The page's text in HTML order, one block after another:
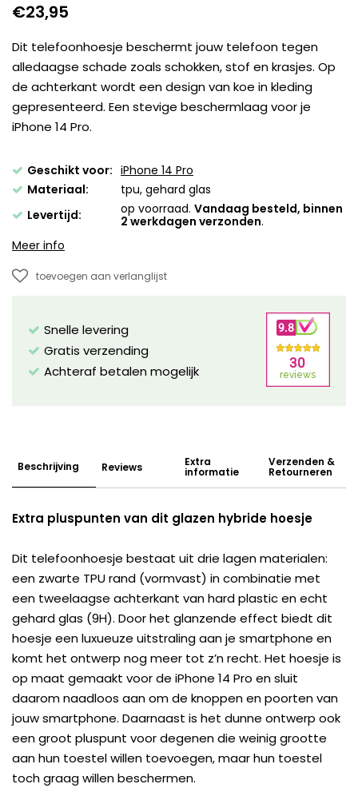
€23,95
Dit telefoonhoesje beschermt jouw telefoon tegen
alledaagse schade zoals schokken, stof en krasjes. Op
de achterkant wordt een design van koe in kleding
gepresenteerd. Een stevige beschermlaag voor je
iPhone 14 Pro.
Geschikt voor: iPhone 14 Pro
Materiaal:
tpu, gehard glas
Levertijd:
op voorraad. Vandaag besteld, binnen
2 werkdagen verzonden.
Meer info
toevoegen aan verlanglijst
Snelle levering
Gratis verzending
Achteraf betalen mogelijk
Beschrijving Reviews Extra
informatie
Verzenden &
Retourneren
Extra pluspunten van dit glazen hybride hoesje
Dit telefoonhoesje bestaat uit drie lagen materialen:
een zwarte TPU rand (vormvast) in combinatie met
een tweelaagse achterkant van hard plastic en echt
gehard glas (9H). Door het glanzende effect biedt dit
hoesje een luxueuze uitstraling aan je smartphone en
komt het ontwerp nog meer tot z’n recht. Het hoesje is
op maat gemaakt voor de iPhone 14 Pro en sluit
daarom naadloos aan om de knoppen en poorten van
jouw smartphone. Daarnaast is het dunne ontwerp ook
een groot pluspunt voor degenen die weinig grootte
aan hun toestel willen toevoegen, maar hun toestel
toch graag willen beschermen.